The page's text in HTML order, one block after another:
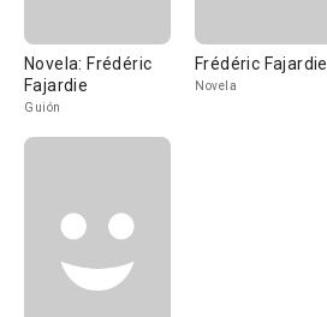
Novela: Frédéric
Fajardie
Guión
Frédéric Fajardie
Novela